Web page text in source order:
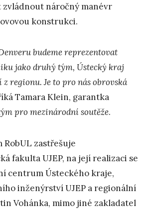
zvládnout náročný manévr
konstrukci.
budeme reprezentovat
jako druhý tým, Ústecký kraj
regionu. Je to pro nás obrovská
Tamara Klein, garantka
pro mezinárodní soutěže.
zastřešuje
fakulta UJEP, na její realizaci se
centrum Ústeckého kraje,
inženýrství UJEP a regionální
Vohánka, mimo jiné zakladatel